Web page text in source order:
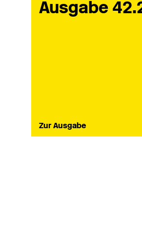
Ausgabe
Zur Ausgabe